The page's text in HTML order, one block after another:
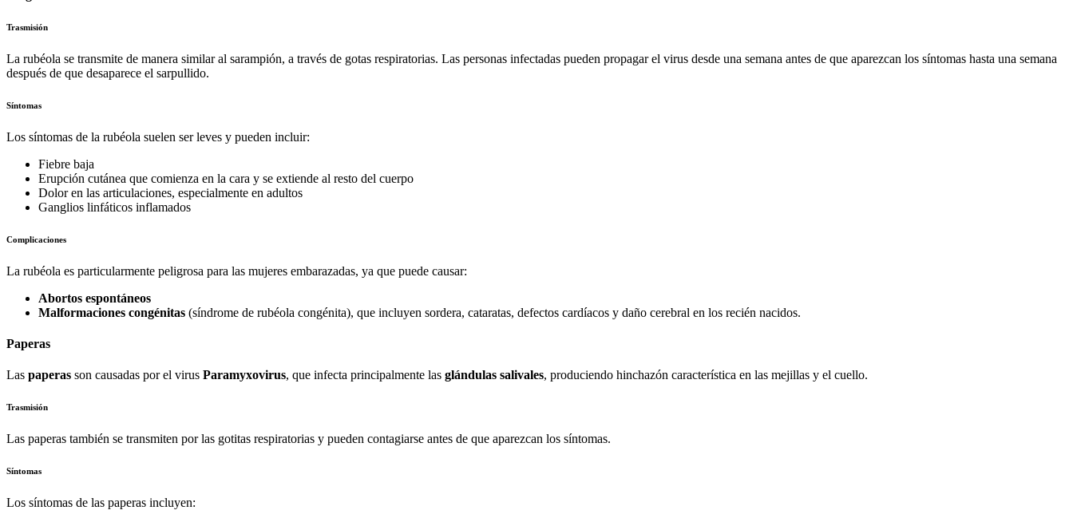
Trasmisión
La rubéola se transmite de manera similar al sarampión, a través de gotas respiratorias. Las personas infectadas pueden propagar el virus desde una semana antes de que aparezcan los síntomas hasta una semana
después de que desaparece el sarpullido.
Síntomas
Los síntomas de la rubéola suelen ser leves y pueden incluir:
Fiebre baja
Erupción cutánea que comienza en la cara y se extiende al resto del cuerpo
Dolor en las articulaciones, especialmente en adultos
Ganglios linfáticos inflamados
Complicaciones
La rubéola es particularmente peligrosa para las mujeres embarazadas, ya que puede causar:
Abortos espontáneos
Malformaciones congénitas (síndrome de rubéola congénita), que incluyen sordera, cataratas, defectos cardíacos y daño cerebral en los recién nacidos.
Paperas
Las paperas son causadas por el virus Paramyxovirus, que infecta principalmente las glándulas salivales, produciendo hinchazón característica en las mejillas y el cuello.
Trasmisión
Las paperas también se transmiten por las gotitas respiratorias y pueden contagiarse antes de que aparezcan los síntomas.
Síntomas
Los síntomas de las paperas incluyen: